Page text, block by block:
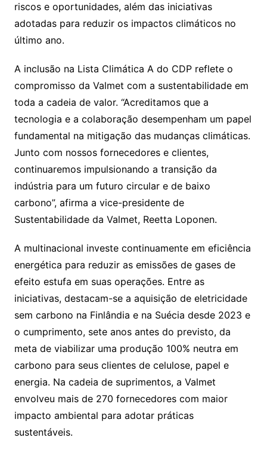
riscos e oportunidades, além das iniciativas
adotadas para reduzir os impactos climáticos no
último ano.
A inclusão na Lista Climática A do CDP reflete o
compromisso da Valmet com a sustentabilidade em
toda a cadeia de valor. “Acreditamos que a
tecnologia e a colaboração desempenham um papel
fundamental na mitigação das mudanças climáticas.
Junto com nossos fornecedores e clientes,
continuaremos impulsionando a transição da
indústria para um futuro circular e de baixo
carbono”, afirma a vice-presidente de
Sustentabilidade da Valmet, Reetta Loponen.
A multinacional investe continuamente em eficiência
energética para reduzir as emissões de gases de
efeito estufa em suas operações. Entre as
iniciativas, destacam-se a aquisição de eletricidade
sem carbono na Finlândia e na Suécia desde 2023 e
o cumprimento, sete anos antes do previsto, da
meta de viabilizar uma produção 100% neutra em
carbono para seus clientes de celulose, papel e
energia. Na cadeia de suprimentos, a Valmet
envolveu mais de 270 fornecedores com maior
impacto ambiental para adotar práticas
sustentáveis.